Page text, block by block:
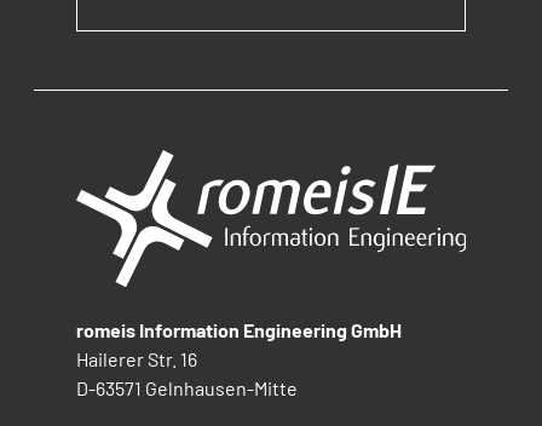
romeis Information Engineering GmbH
Hailerer Str. 16
D-63571 Gelnhausen-Mitte